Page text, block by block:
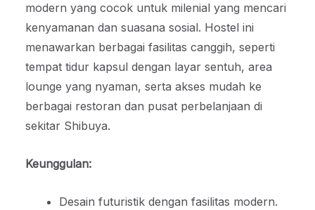
modern yang cocok untuk milenial yang mencari
kenyamanan dan suasana sosial. Hostel ini
menawarkan berbagai fasilitas canggih, seperti
tempat tidur kapsul dengan layar sentuh, area
lounge yang nyaman, serta akses mudah ke
berbagai restoran dan pusat perbelanjaan di
sekitar Shibuya.
Keunggulan:
Desain futuristik dengan fasilitas modern.